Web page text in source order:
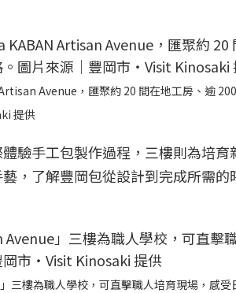
Avenue，匯聚約 20 間在地工房、逾
提供
驗手工包製作過程，三樓則為培
，了解豐岡包從設計到完成所需
三樓為職人學校，可直擊職人培育現場，感